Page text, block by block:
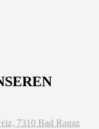
7310 Bad Ragaz